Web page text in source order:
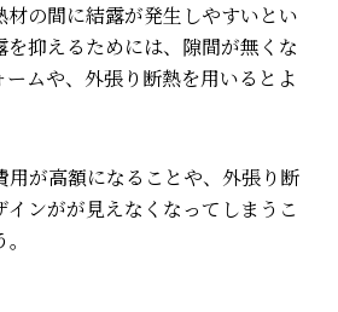
材の間に結露が発生しやすいとい
を抑えるためには、隙間が無くな
ームや、外張り断熱を用いるとよ
用が高額になることや、外張り断
ンがが見えなくなってしまうこ